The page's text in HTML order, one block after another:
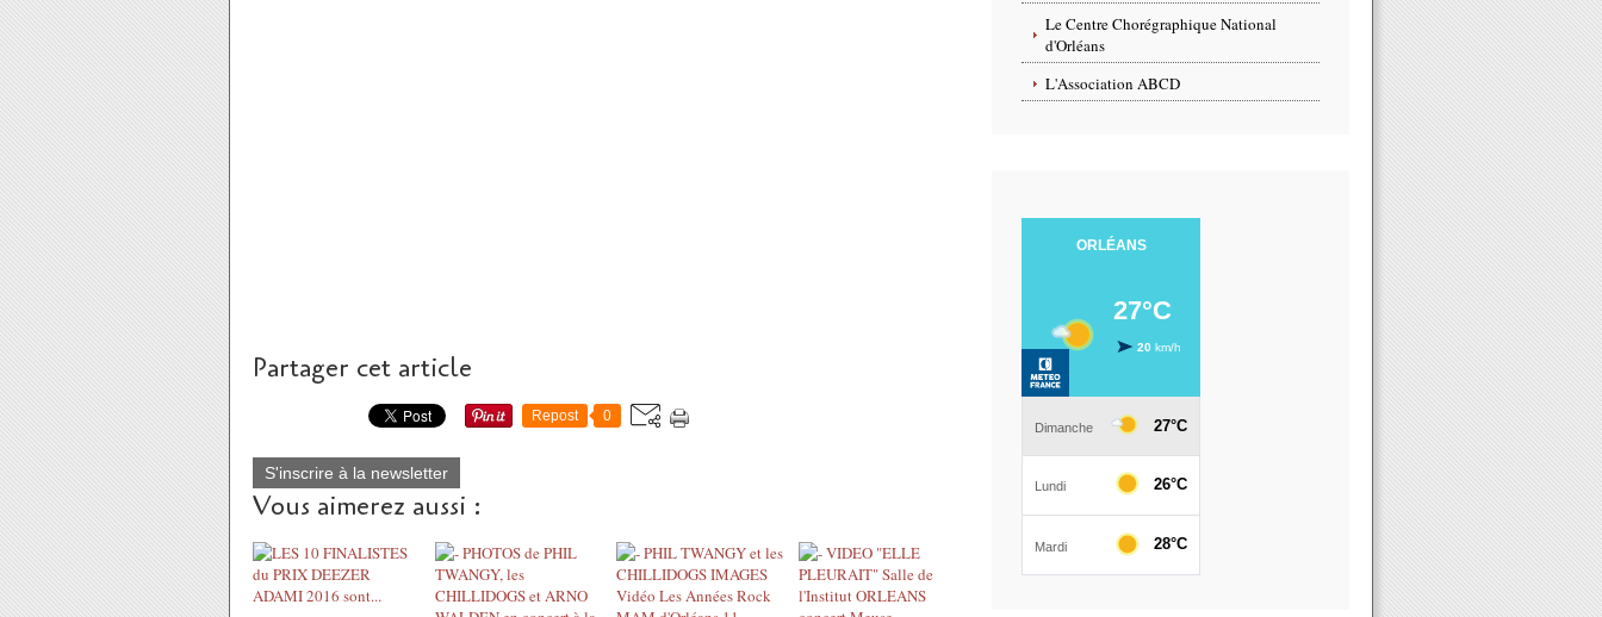
Partager cet article
Repost 0
S'inscrire à la newsletter
Vous aimerez aussi :
Le Centre Chorégraphique National
d'Orléans
L'Association ABCD